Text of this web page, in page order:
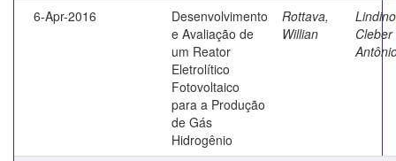
6-Apr-2016
Desenvolvimento
e Avaliação de
um Reator
Eletrolítico
Fotovoltaico
para a Produção
de Gás
Hidrogênio
Rottava,
Willian
Cleber